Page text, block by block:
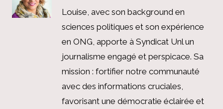
Louise, avec son background en
sciences politiques et son expérience
en ONG, apporte à Syndicat Unl un
journalisme engagé et perspicace. Sa
mission : fortifier notre communauté
avec des informations cruciales,
favorisant une démocratie éclairée et